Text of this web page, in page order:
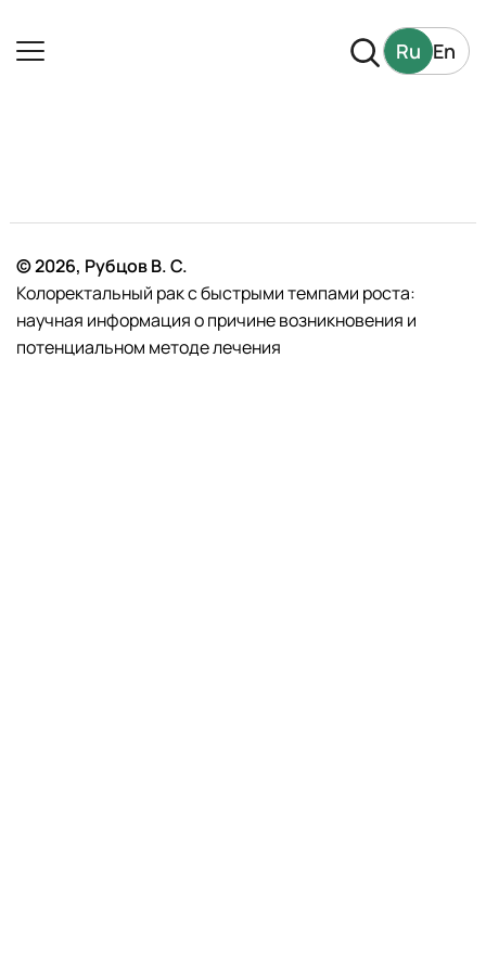
Ru En
© 2026, Рубцов В. С.
Колоректальный рак с быстрыми темпами роста:
научная информация о причине возникновения и
потенциальном методе лечения